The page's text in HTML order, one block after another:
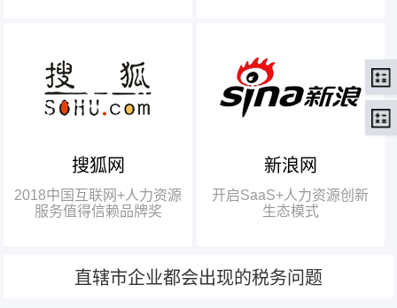
搜狐网
2018中国互联网+人力资源
服务值得信赖品牌奖
瑞方人力获得人力资源行业唯
一奖项——“2018中国互联网+人
力资源服务值得信赖品牌奖”
新浪网
开启SaaS+人力资源创新
生态模式
直辖市企业都会出现的税务问题